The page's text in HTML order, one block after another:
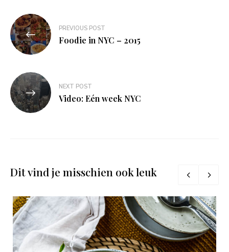
Bericht
navigatie
PREVIOUS POST
Foodie in NYC – 2015
NEXT POST
Video: Eén week NYC
Dit vind je misschien ook leuk